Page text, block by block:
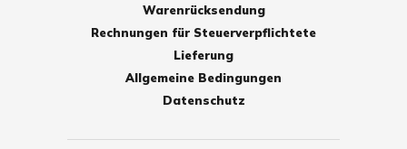
Warenrücksendung
Rechnungen für Steuerverpflichtete
Lieferung
Allgemeine Bedingungen
Datenschutz